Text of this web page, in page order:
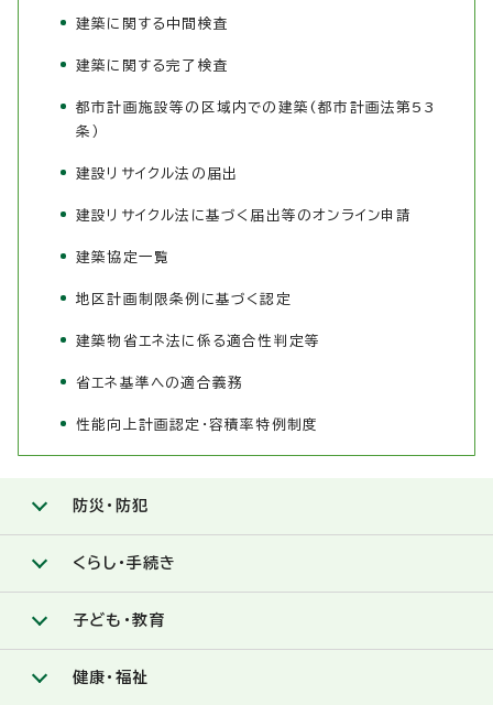
建築に関する中間検査
建築に関する完了検査
都市計画施設等の区域内での建築(都市計画法第53
条）
建設リサイクル法の届出
建設リサイクル法に基づく届出等のオンライン申請
建築協定一覧
地区計画制限条例に基づく認定
建築物省エネ法に係る適合性判定等
省エネ基準への適合義務
性能向上計画認定・容積率特例制度
防災・防犯
くらし・手続き
子ども・教育
健康・福祉